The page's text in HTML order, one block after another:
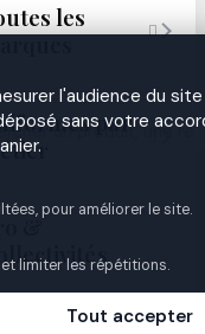
l'audience du
sans votre
pour améliorer le site.
limiter les répétitions.
Tout accepter
les

par
&